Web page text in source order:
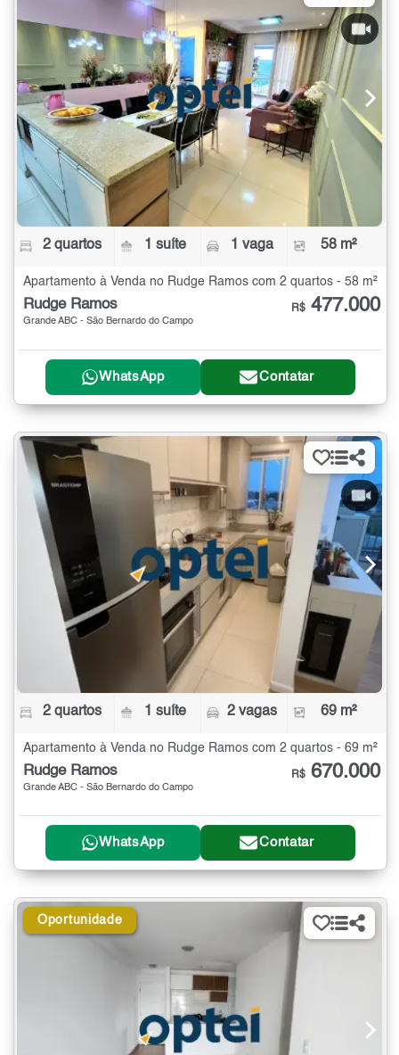
2 quartos 1 suíte 1 vaga 58 m²
Apartamento à Venda no Rudge Ramos com 2 quartos - 58 m²
Rudge Ramos
Grande ABC - São Bernardo do Campo
R$ 477.000
WhatsApp Contatar
2 quartos 1 suíte 2 vagas 69 m²
Apartamento à Venda no Rudge Ramos com 2 quartos - 69 m²
Rudge Ramos
Grande ABC - São Bernardo do Campo
R$ 670.000
WhatsApp Contatar
Oportunidade